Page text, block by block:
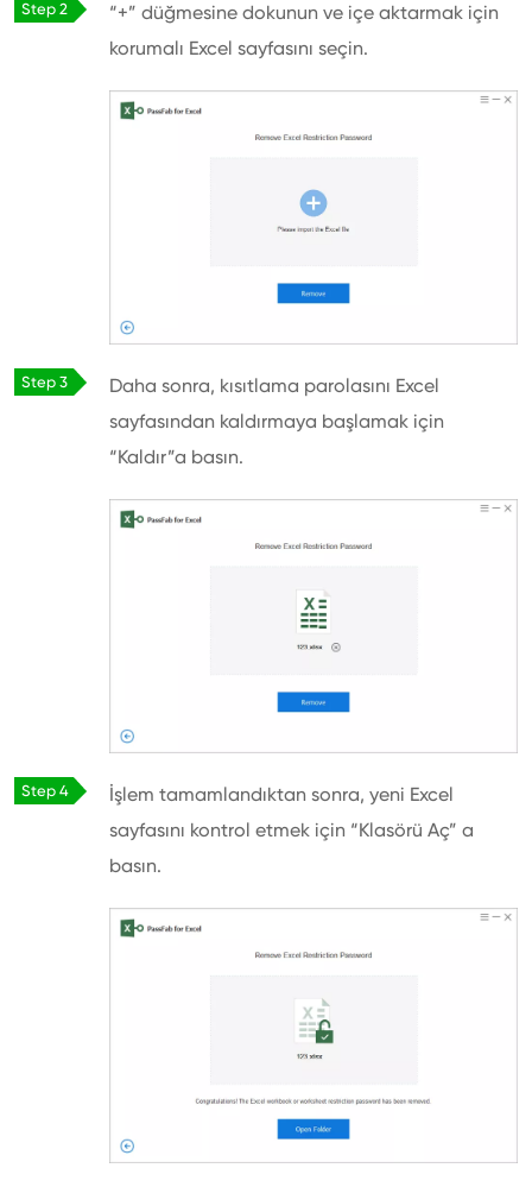
“+” düğmesine dokunun ve içe aktarmak için
korumalı Excel sayfasını seçin.
Daha sonra, kısıtlama parolasını Excel
sayfasından kaldırmaya başlamak için
“Kaldır”a basın.
İşlem tamamlandıktan sonra, yeni Excel
sayfasını kontrol etmek için “Klasörü Aç” a
basın.